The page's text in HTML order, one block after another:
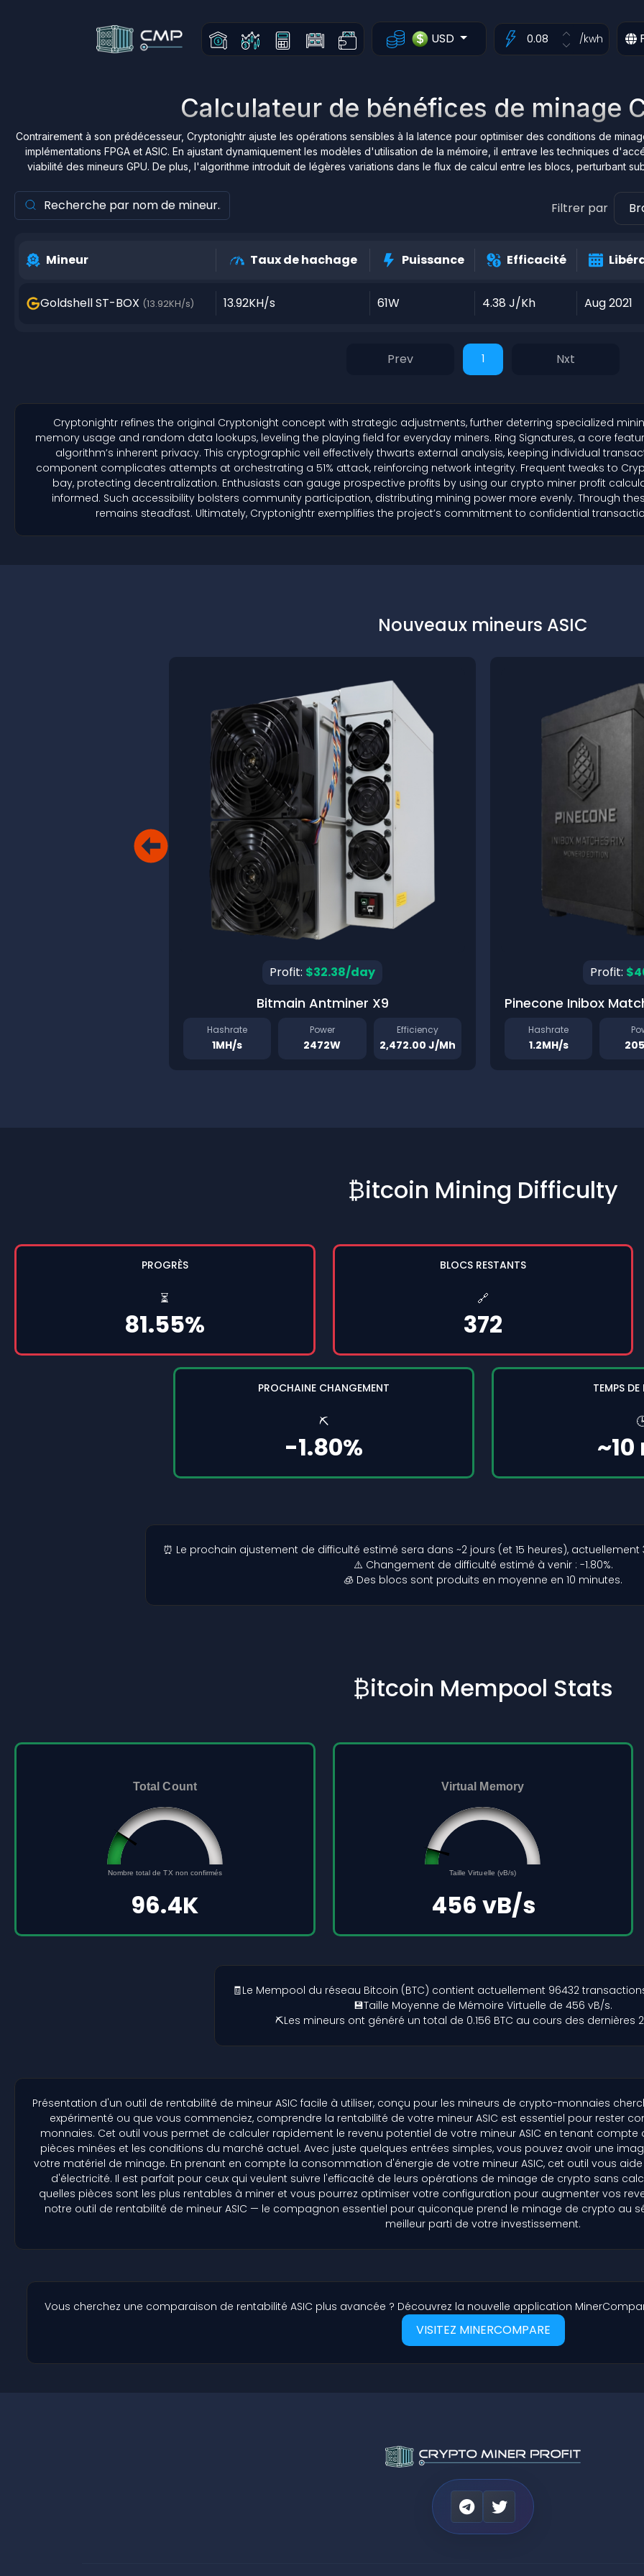
USD /kwh
Calculateur de bénéfices de minage
Contrairement à son prédécesseur, Cryptonightr ajuste les opérations sensibles à la latence pour optimiser des conditions de
implémentations FPGA et ASIC. En ajustant dynamiquement les modèles d'utilisation de la mémoire, il entrave les techniques
viabilité des mineurs GPU. De plus, l'algorithme introduit de légères variations dans le flux de calcul entre les blocs, perturbant
Filtrer par
Mineur Taux de hachage Puissance Efficacité
Goldshell ST-BOX (13.92KH/s) 13.92KH/s 61W 4.38 J/Kh Aug 2021
1
Cryptonightr refines the original Cryptonight concept with strategic adjustments, further deterring specialized
memory usage and random data lookups, leveling the playing field for everyday miners. Ring Signatures, a core
algorithm’s inherent privacy. This cryptographic veil effectively thwarts external analysis, keeping individual
component complicates attempts at orchestrating a 51% attack, reinforcing network integrity. Frequent tweaks to
bay, protecting decentralization. Enthusiasts can gauge prospective profits by using our crypto miner profit
informed. Such accessibility bolsters community participation, distributing mining power more evenly. Through
remains steadfast. Ultimately, Cryptonightr exemplifies the project’s commitment to confidential
Nouveaux mineurs ASIC
Profit: $32.38/day
Bitmain Antminer X9
Hashrate
1MH/s
Power
2472W
Efficiency
2,472.00 J/Mh
Profit:
Pinecone Inibox
Hashrate
1.2MH/s
₿itcoin Mining Difficulty
PROGRÈS
⏳
81.55%
BLOCS RESTANTS
🔗
372
PROCHAINE CHANGEMENT
⛏️
-1.80%
TEMPS
⏰ Le prochain ajustement de difficulté estimé sera dans ~2 jours (et 15 heures), actuellement
⚠️ Changement de difficulté estimé à venir : -1.80%.
🧊 Des blocs sont produits en moyenne en 10 minutes.
₿itcoin Mempool Stats
Total Count
Nombre total de TX non confirmés
0 500000
96.4K
Virtual Memory
45561691
Taille Virtuelle (vB/s)500000000
456 vB/s
🧾Le Mempool du réseau Bitcoin (BTC) contient actuellement 96432
💾Taille Moyenne de Mémoire Virtuelle de 456 vB/s.
⛏️Les mineurs ont généré un total de 0.156 BTC au cours des dernières
Présentation d'un outil de rentabilité de mineur ASIC facile à utiliser, conçu pour les mineurs de crypto-monnaies
expérimenté ou que vous commenciez, comprendre la rentabilité de votre mineur ASIC est essentiel pour rester
monnaies. Cet outil vous permet de calculer rapidement le revenu potentiel de votre mineur ASIC en tenant
pièces minées et les conditions du marché actuel. Avec juste quelques entrées simples, vous pouvez avoir une
votre matériel de minage. En prenant en compte la consommation d'énergie de votre mineur ASIC, cet outil vous
d'électricité. Il est parfait pour ceux qui veulent suivre l'efficacité de leurs opérations de minage de crypto sans
quelles pièces sont les plus rentables à miner et vous pourrez optimiser votre configuration pour augmenter vos
notre outil de rentabilité de mineur ASIC — le compagnon essentiel pour quiconque prend le minage de crypto au
meilleur parti de votre investissement.
Vous cherchez une comparaison de rentabilité ASIC plus avancée ? Découvrez la nouvelle application
VISITEZ MINERCOMPARE